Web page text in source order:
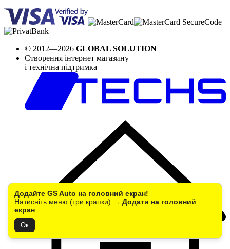
Додайте GS Auto на головний екран!
Натисніть меню (три крапки) → Додати на головний
екран
Ок
© 2012—2026 GLOBAL SOLUTION
Створення інтернет магазину
і технічна підтримка